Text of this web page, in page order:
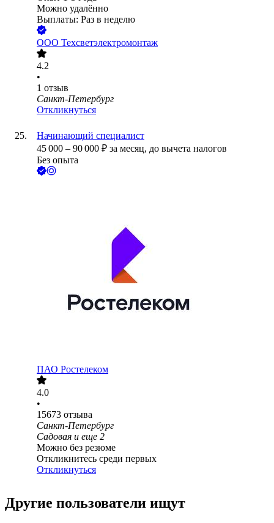
Можно удалённо
Выплаты: Раз в неделю
ООО Техсветэлектромонтаж
4.2
•
1 отзыв
Санкт-Петербург
Откликнуться
Начинающий специалист
45 000 – 90 000 ₽ за месяц, до вычета налогов
Без опыта
ПАО Ростелеком
4.0
•
15673 отзыва
Санкт-Петербург
Садовая и еще 2
Можно без резюме
Откликнитесь среди первых
Откликнуться
Другие пользователи ищут